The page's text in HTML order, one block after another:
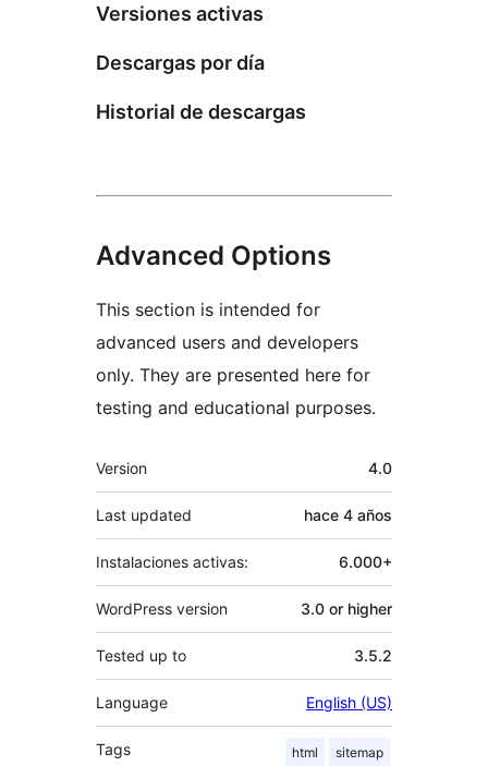
Versiones activas
Descargas por día
Historial de descargas
Advanced Options
This section is intended for
advanced users and developers
only. They are presented here for
testing and educational purposes.
Meta
Version 4.0
Last updated hace 4 años
Instalaciones activas: 6.000+
WordPress version 3.0 or higher
Tested up to 3.5.2
Language English (US)
Tags html sitemap